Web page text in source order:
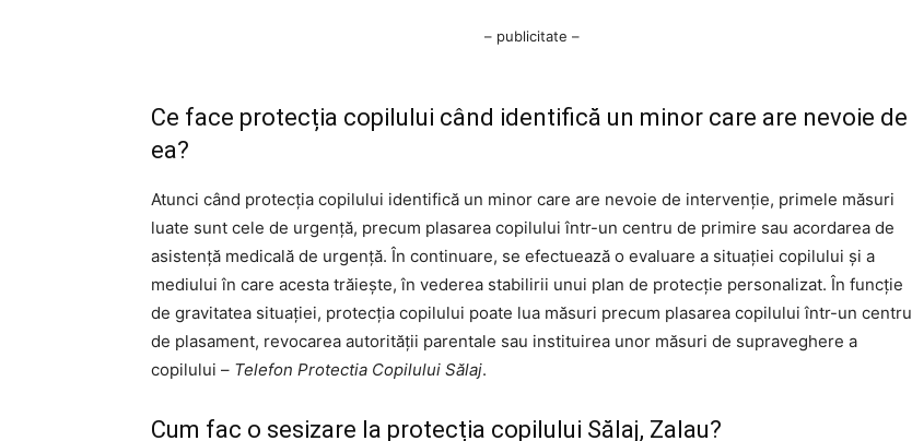
– publicitate –
Ce face protecția copilului când identifică un minor care are nevoie de
ea?
Atunci când protecția copilului identifică un minor care are nevoie de intervenție, primele măsuri
luate sunt cele de urgență, precum plasarea copilului într-un centru de primire sau acordarea de
asistență medicală de urgență. În continuare, se efectuează o evaluare a situației copilului și a
mediului în care acesta trăiește, în vederea stabilirii unui plan de protecție personalizat. În funcție
de gravitatea situației, protecția copilului poate lua măsuri precum plasarea copilului într-un centru
de plasament, revocarea autorității parentale sau instituirea unor măsuri de supraveghere a
copilului – Telefon Protectia Copilului Sălaj.
Cum fac o sesizare la protecția copilului Sălaj, Zalau?